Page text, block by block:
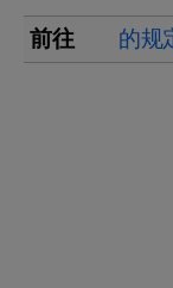
前往 的规